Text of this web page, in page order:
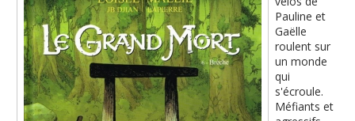
Pauline et
Gaëlle
roulent sur
un monde
qui
s'écroule.
Méfiants et